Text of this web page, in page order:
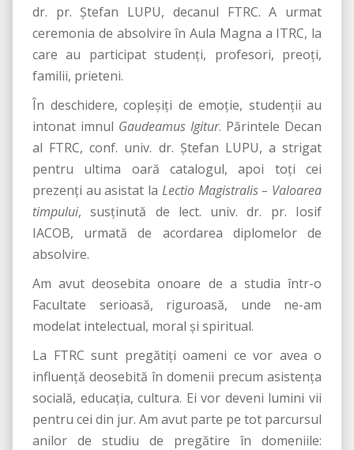
dr. pr. Ștefan LUPU, decanul FTRC. A urmat
ceremonia de absolvire în Aula Magna a ITRC, la
care au participat studenți, profesori, preoți,
familii, prieteni.
În deschidere, copleșiți de emoție, studenții au
intonat imnul Gaudeamus Igitur. Părintele Decan
al FTRC, conf. univ. dr. Ștefan LUPU, a strigat
pentru ultima oară catalogul, apoi toți cei
prezenți au asistat la Lectio Magistralis – Valoarea
timpului, susținută de lect. univ. dr. pr. Iosif
IACOB, urmată de acordarea diplomelor de
absolvire.
Am avut deosebita onoare de a studia într-o
Facultate serioasă, riguroasă, unde ne-am
modelat intelectual, moral și spiritual.
La FTRC sunt pregătiți oameni ce vor avea o
influență deosebită în domenii precum asistența
socială, educația, cultura. Ei vor deveni lumini vii
pentru cei din jur. Am avut parte pe tot parcursul
anilor de studiu de pregătire în domeniile: